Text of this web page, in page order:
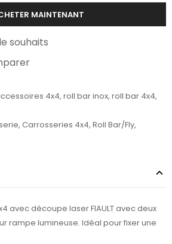
MAINTENANT
souhaits
4x4, roll bar inox, roll bar 4x4,
, Carrosseries 4x4, Roll Bar/Fly,
avec découpe laser FIAULTavec deux
rampe lumineuse. Idéal pour fixer une